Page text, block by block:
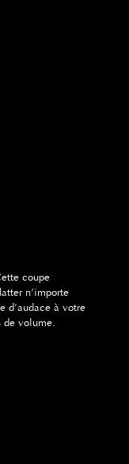
coupe
n’importe
d’audace à votre
de volume.